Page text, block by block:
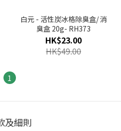
白元 - 活性炭冰格除臭盒/ 消
臭盒 20g- RH373
HK$23.00
HK$49.00
1
及細則